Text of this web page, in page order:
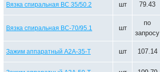
Вязка спиральная ВС 35/50.2 шт 79.43
Вязка спиральная ВС-70/95.1 шт
по
запросу
Зажим аппаратный А2А-35-Т шт 107.14